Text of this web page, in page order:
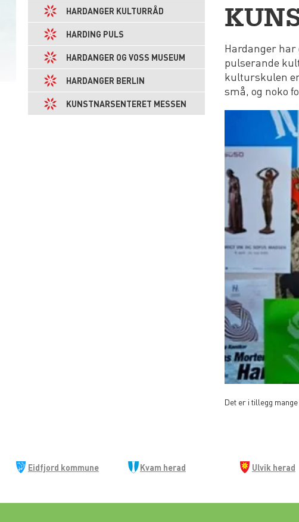
HARDANGER KULTURRÅD
HARDING PULS
HARDANGER OG VOSS MUSEUM
HARDANGER BERLIN
KUNSTNARSENTERET MESSEN
Hardanger
pulserande
kulturskulen
små, og noko
Det er i tillegg
Eidfjord kommune Kvam herad Ulvik herad